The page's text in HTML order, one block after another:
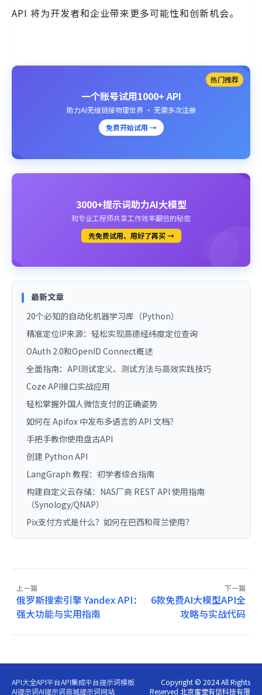
API 将为开发者和企业带来更多可能性和创新机会。
热门推荐
一个账号试用1000+ API
助力AI无缝链接物理世界 · 无需多次注册
免费开始试用 →
3000+提示词助力AI大模型
和专业工程师共享工作效率翻倍的秘密
先免费试用、用好了再买 →
最新文章
20个必知的自动化机器学习库（Python）
精准定位IP来源：轻松实现高德经纬度定位查询
OAuth 2.0和OpenID Connect概述
全面指南：API测试定义、测试方法与高效实践技巧
Coze API接口实战应用
轻松掌握外国人微信支付的正确姿势
如何在 Apifox 中发布多语言的 API 文档？
手把手教你使用盘古API
创建 Python API
LangGraph 教程：初学者综合指南
构建自定义云存储：NAS厂商 REST API 使用指南
（Synology/QNAP）
Pix支付方式是什么？如何在巴西和荷兰使用？
上一篇
俄罗斯搜索引擎 Yandex API：
强大功能与实用指南
下一篇
6款免费AI大模型API全
攻略与实战代码
API大全API平台API集成平台提示词模板
AI提示词AI提示词商城提示词网站
Copyright © 2024 All Rights
Reserved 北京蜜堂有信科技有限